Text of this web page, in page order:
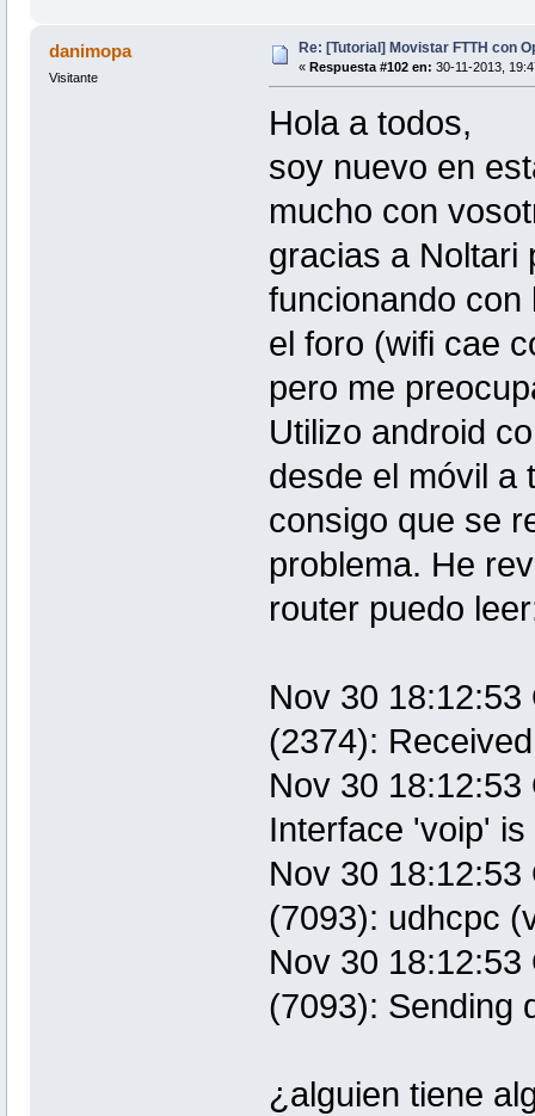
danimopa
Visitante
Re: [Tutorial] Movistar FTTH con
« Respuesta #102 en: 30-11-2013,
Hola a todos,
soy nuevo en
mucho con
gracias a Noltari
funcionando con
el foro (wifi cae
pero me
Utilizo android
desde el móvil a
consigo que se
problema. He
router puedo
Nov 30
(2374):
Nov 30
Interface 'voip'
Nov 30
(7093): udhcpc
Nov 30
(7093): Sending
¿alguien tiene